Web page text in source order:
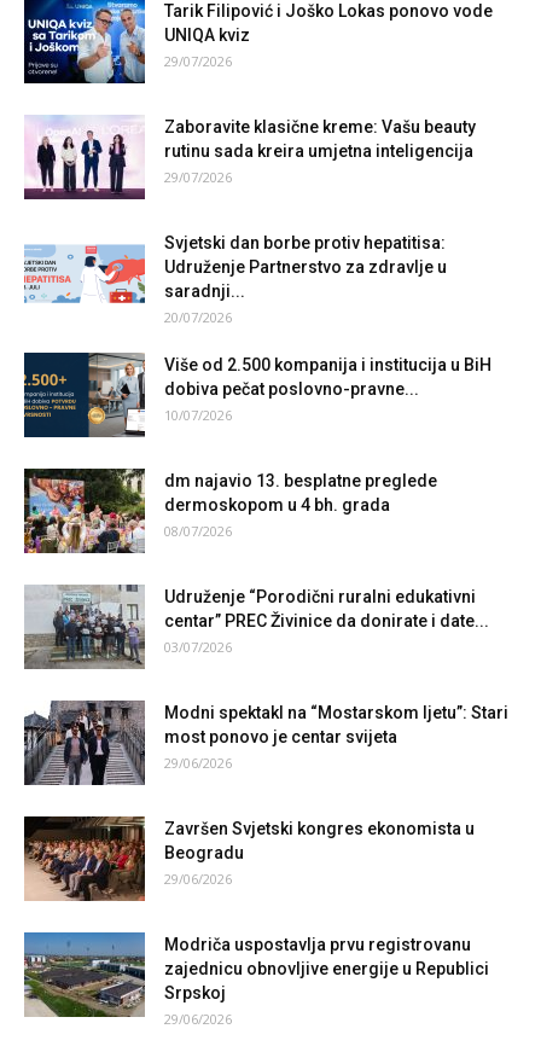
Tarik Filipović i Joško Lokas ponovo vode
UNIQA kviz
29/07/2026
Zaboravite klasične kreme: Vašu beauty
rutinu sada kreira umjetna inteligencija
29/07/2026
Svjetski dan borbe protiv hepatitisa:
Udruženje Partnerstvo za zdravlje u
saradnji...
20/07/2026
Više od 2.500 kompanija i institucija u BiH
dobiva pečat poslovno-pravne...
10/07/2026
dm najavio 13. besplatne preglede
dermoskopom u 4 bh. grada
08/07/2026
Udruženje “Porodični ruralni edukativni
centar” PREC Živinice da donirate i date...
03/07/2026
Modni spektakl na “Mostarskom ljetu”: Stari
most ponovo je centar svijeta
29/06/2026
Završen Svjetski kongres ekonomista u
Beogradu
29/06/2026
Modriča uspostavlja prvu registrovanu
zajednicu obnovljive energije u Republici
Srpskoj
29/06/2026